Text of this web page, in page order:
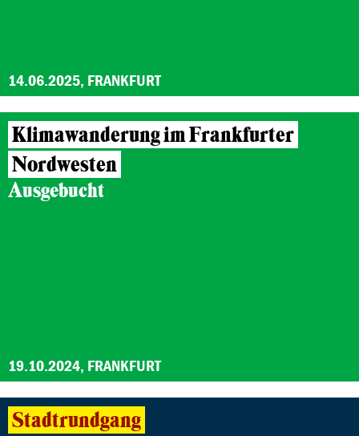
14.06.2025, FRANKFURT
Klimawanderung im Frankfurter
Nordwesten
Ausgebucht
19.10.2024, FRANKFURT
Stadtrundgang